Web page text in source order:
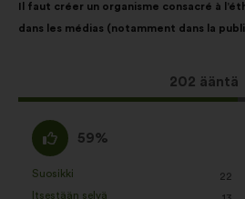
sisältö:
Il faut créer un organisme consacré à
dans les médias (notamment dans la
Tämä
ehdotus
202 ääntä
jakautuminen:
samaa
mieltä
:
59%
Suosikki
: 22
kertaa
Itsestään selvä